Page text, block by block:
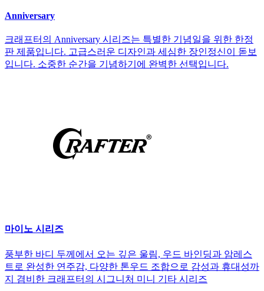
Anniversary
크래프터의 Anniversary 시리즈는 특별한 기념일을 위한 한정
판 제품입니다. 고급스러운 디자인과 세심한 장인정신이 돋보
입니다. 소중한 순간을 기념하기에 완벽한 선택입니다.
마이노 시리즈
풍부한 바디 두께에서 오는 깊은 울림, 우드 바인딩과 암레스
트로 완성한 연주감, 다양한 톤우드 조합으로 감성과 휴대성까
지 겸비한 크래프터의 시그니처 미니 기타 시리즈